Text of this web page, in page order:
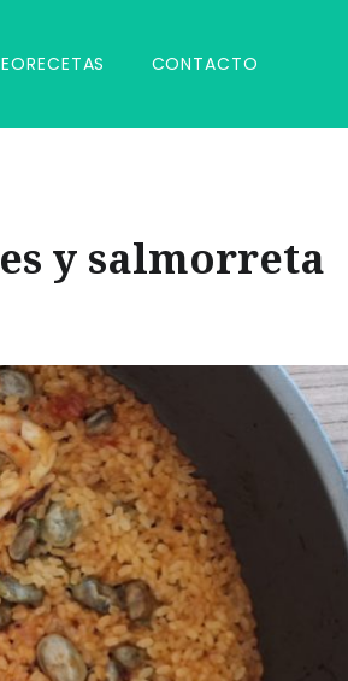
CONTACTO
y salmorreta